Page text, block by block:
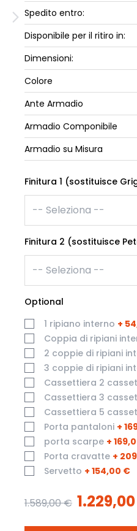
Armadi e
Letti
Letto,
Camere
Mostra
Spedito entro:
Disponibile per il ritiro in:
Dimensioni:
Colore
Ante Armadio
Armadio Componibile
Armadio su Misura
Finitura 1 (sostituisce
Finitura 2 (sostituisce
Optional
1 ripiano interno +
Coppia di ripiani
2 coppie di ripiani
3 coppie di ripiani
Cassettiera 2
Cassettiera 3
Cassettiera 5
Porta pantaloni +
porta scarpe +
Porta cravatte +
Servetto + 154,00 €
1.589,00 €